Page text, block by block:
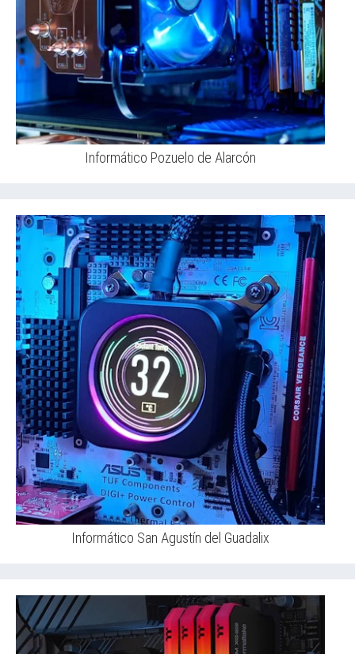
Informático Pozuelo de Alarcón
Informático San Agustín del Guadalix